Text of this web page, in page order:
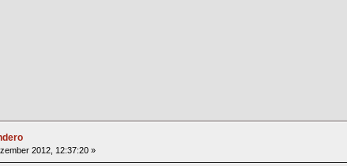
2012, 12:37:20 »